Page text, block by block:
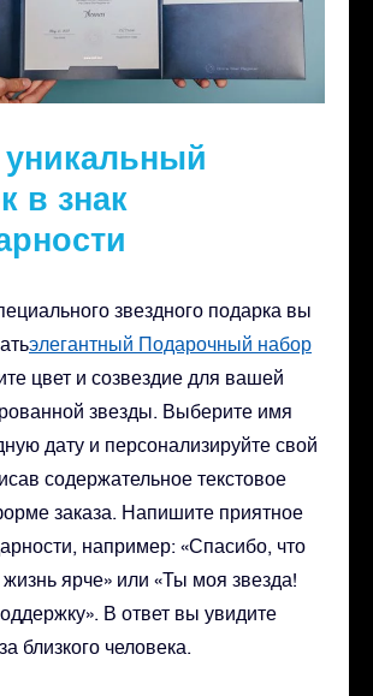
в знак
звездного подарка вы
элегантный Подарочный набор
цвет и созвездие для вашей
звезды. Выберите имя
дату и персонализируйте свой
содержательное текстовое
заказа. Напишите приятное
например: «Спасибо, что
ярче» или «Ты моя звезда!
В ответ вы увидите
близкого человека.